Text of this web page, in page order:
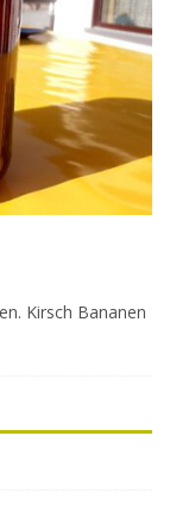
Kirsch Bananen